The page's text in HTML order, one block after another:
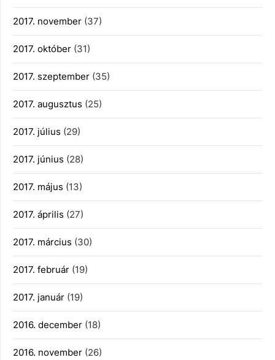
2017. november (37)
2017. október (31)
2017. szeptember (35)
2017. augusztus (25)
2017. július (29)
2017. június (28)
2017. május (13)
2017. április (27)
2017. március (30)
2017. február (19)
2017. január (19)
2016. december (18)
2016. november (26)